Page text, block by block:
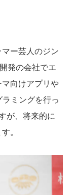
マー芸人のジン
発の会社でエ
向けアプリや
ミングを行っ
が、将来的に
。